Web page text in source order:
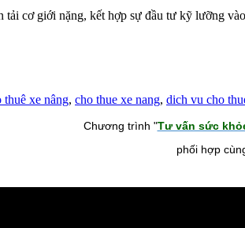
cơ giới nặng, kết hợp sự đầu tư kỹ lưỡng
thuê xe nâng, cho thue xe nang, dich vu cho
Chương trình "Tư vấn sức
phối hợp